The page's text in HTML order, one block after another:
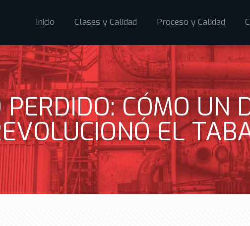
Inicio Clases y Calidad Proceso y Calidad
CÓMO UN
EL